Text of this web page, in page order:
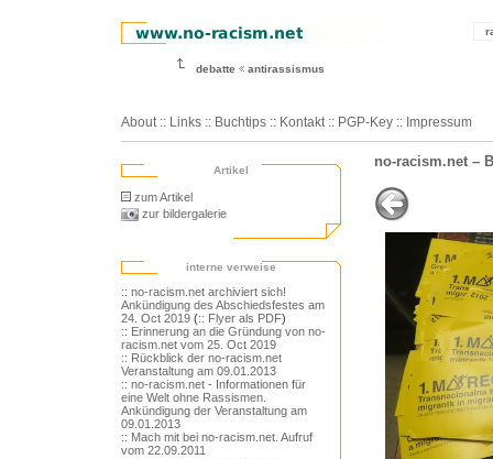
debatte antirassismus
About :: Links :: Buchtips :: Kontakt :: PGP-Key :: Impressum
Artikel
zum Artikel
zur bildergalerie
interne verweise
:: no-racism.net archiviert sich!
Ankündigung des Abschiedsfestes am
24. Oct 2019 (:: Flyer als PDF)
:: Erinnerung an die Gründung von no-
racism.net vom 25. Oct 2019
:: Rückblick der no-racism.net
Veranstaltung am 09.01.2013
:: no-racism.net - Informationen für
eine Welt ohne Rassismen.
Ankündigung der Veranstaltung am
09.01.2013
:: Mach mit bei no-racism.net. Aufruf
vom 22.09.2011
no-racism.net –